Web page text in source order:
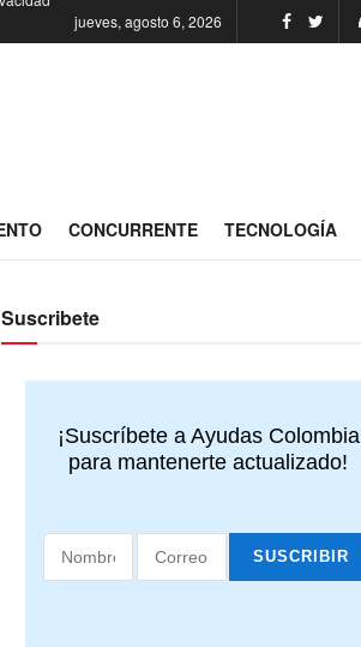
jueves, agosto 6, 2026
CONCURRENTE TECNOLOGÍA
Suscribete
¡Suscríbete a Ayudas Colombia
para mantenerte actualizado!